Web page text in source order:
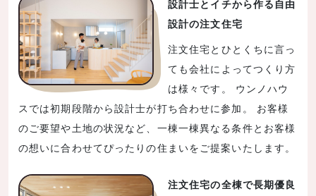
設計士とイチから作る自由
設計の注文住宅
注文住宅とひとくちに言っ
ても会社によってつくり方
は様々です。 ウンノハウ
スでは初期段階から設計士が打ち合わせに参加。 お客様
のご要望や土地の状況など、一棟一棟異なる条件とお客様
の想いに合わせてぴったりの住まいをご提案いたします。
注文住宅の全棟で長期優良